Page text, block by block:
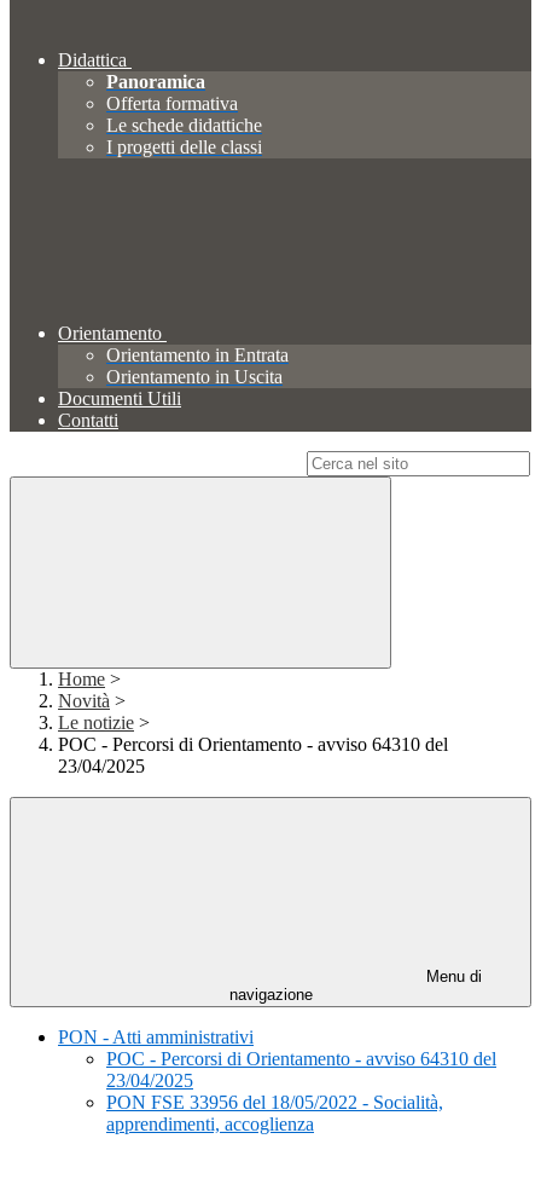
Didattica
Panoramica
Offerta formativa
Le schede didattiche
I progetti delle classi
Orientamento
Orientamento in Entrata
Orientamento in Uscita
Documenti Utili
Contatti
Home >
Novità >
Le notizie >
POC - Percorsi di Orientamento - avviso 64310 del
23/04/2025
Menu di
navigazione
PON - Atti amministrativi
POC - Percorsi di Orientamento - avviso 64310 del
23/04/2025
PON FSE 33956 del 18/05/2022 - Socialità,
apprendimenti, accoglienza